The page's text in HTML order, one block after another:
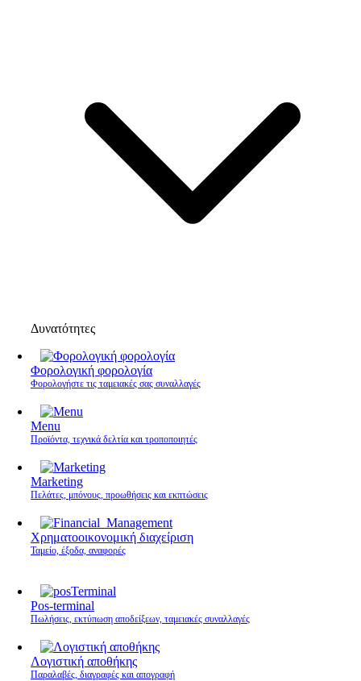
Δυνατότητες
Φορολογική φορολογία
Φορολογήστε τις ταμειακές σας συναλλαγές
Menu
Προϊόντα, τεχνικά δελτία και τροποποιητές
Marketing
Πελάτες, μπόνους, προωθήσεις και εκπτώσεις
Χρηματοοικονομική διαχείριση
Ταμείο, έξοδα, αναφορές
Pos-terminal
Πωλήσεις, εκτύπωση αποδείξεων, ταμειακές συναλλαγές
Λογιστική αποθήκης
Παραλαβές, διαγραφές και απογραφή